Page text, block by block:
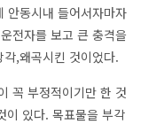
안동시내 들어서자마자
전자를 보고 큰 충격을
,왜곡시킨 것이었다.
꼭 부정적이기만 한 것
이 있다. 목표물을 부각